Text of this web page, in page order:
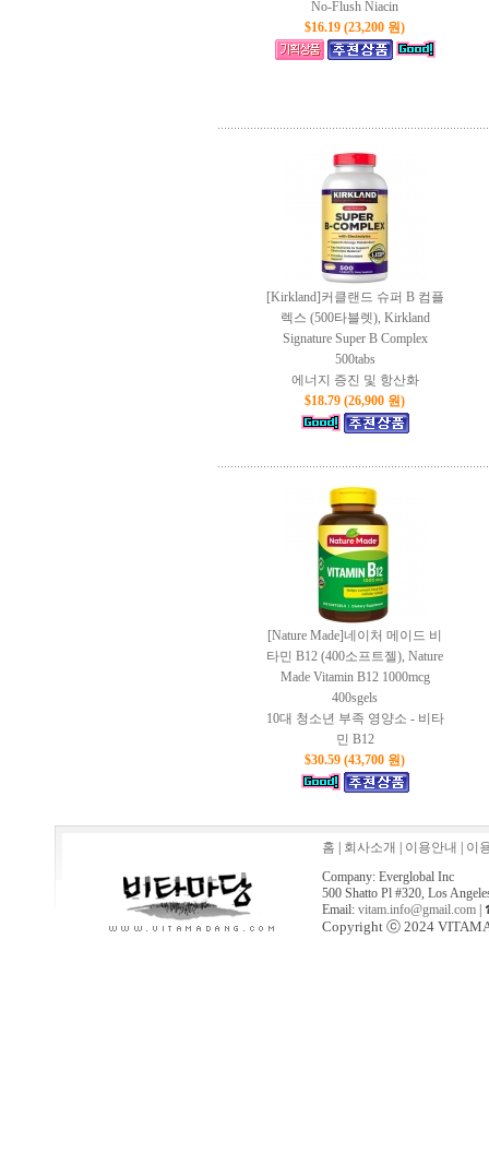
No-Flush Niacin
$16.19 (23,200 원)
[Kirkland]커클랜드 슈퍼 B 컴플
렉스 (500타블렛), Kirkland
Signature Super B Complex
500tabs
에너지 증진 및 항산화
$18.79 (26,900 원)
[Nature Made]네이처 메이드 비
타민 B12 (400소프트젤), Nature
Made Vitamin B12 1000mcg
400sgels
10대 청소년 부족 영양소 - 비타
민 B12
$30.59 (43,700 원)
홈 회사소개 이용안내
이
Company: Everglobal Inc
500 Shatto Pl #320, Los
Email: vitam.info@gmail.com |
Copyright ⓒ 2024